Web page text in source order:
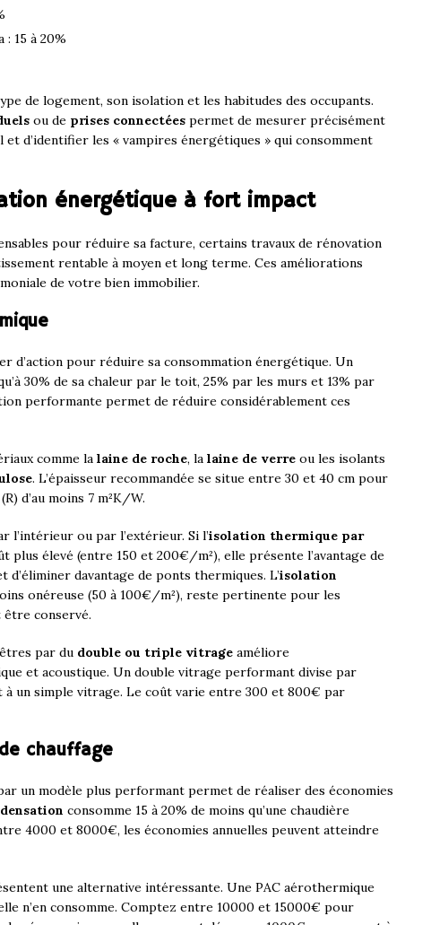
15 à 20%
de logement, son isolation et les habitudes des occupants.
ou de prises connectées permet de mesurer précisément
et d’identifier les « vampires énergétiques » qui consomment
énergétique à fort impact
pour réduire sa facture, certains travaux de rénovation
rentable à moyen et long terme. Ces améliorations
de votre bien immobilier.
d’action pour réduire sa consommation énergétique. Un
30% de sa chaleur par le toit, 25% par les murs et 13% par
performante permet de réduire considérablement ces
comme la laine de roche, la laine de verre ou les isolants
. L’épaisseur recommandée se situe entre 30 et 40 cm pour
d’au moins 7 m²K/W.
l’intérieur ou par l’extérieur. Si l’isolation thermique par
plus élevé (entre 150 et 200€/m²), elle présente l’avantage de
davantage de ponts thermiques. L’isolation
onéreuse (50 à 100€/m²), reste pertinente pour les
conservé.
par du double ou triple vitrage améliore
et acoustique. Un double vitrage performant divise par
un simple vitrage. Le coût varie entre 300 et 800€ par
chauffage
un modèle plus performant permet de réaliser des économies
consomme 15 à 20% de moins qu’une chaudière
4000 et 8000€, les économies annuelles peuvent atteindre
une alternative intéressante. Une PAC aérothermique
n’en consomme. Comptez entre 10000 et 15000€ pour